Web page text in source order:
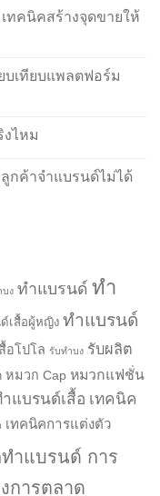
ทคนิคสร้างจุดขายให้
บเทียบแพลตฟอร์ม
งไหม
ลูกค้าจำแบรนด์ไม่ได้
บง ทำแบรนด์ ทำ
เสื้อผู้หญิง ทำแบรนด์
อโปโล รับทำบง รับผลิต
หมวก Cap หมวกแฟชั่น
แบรนด์เสื้อ เทคนิค
เทคนิคการแต่งตัว
ำแบรนด์ การ
การตลาด